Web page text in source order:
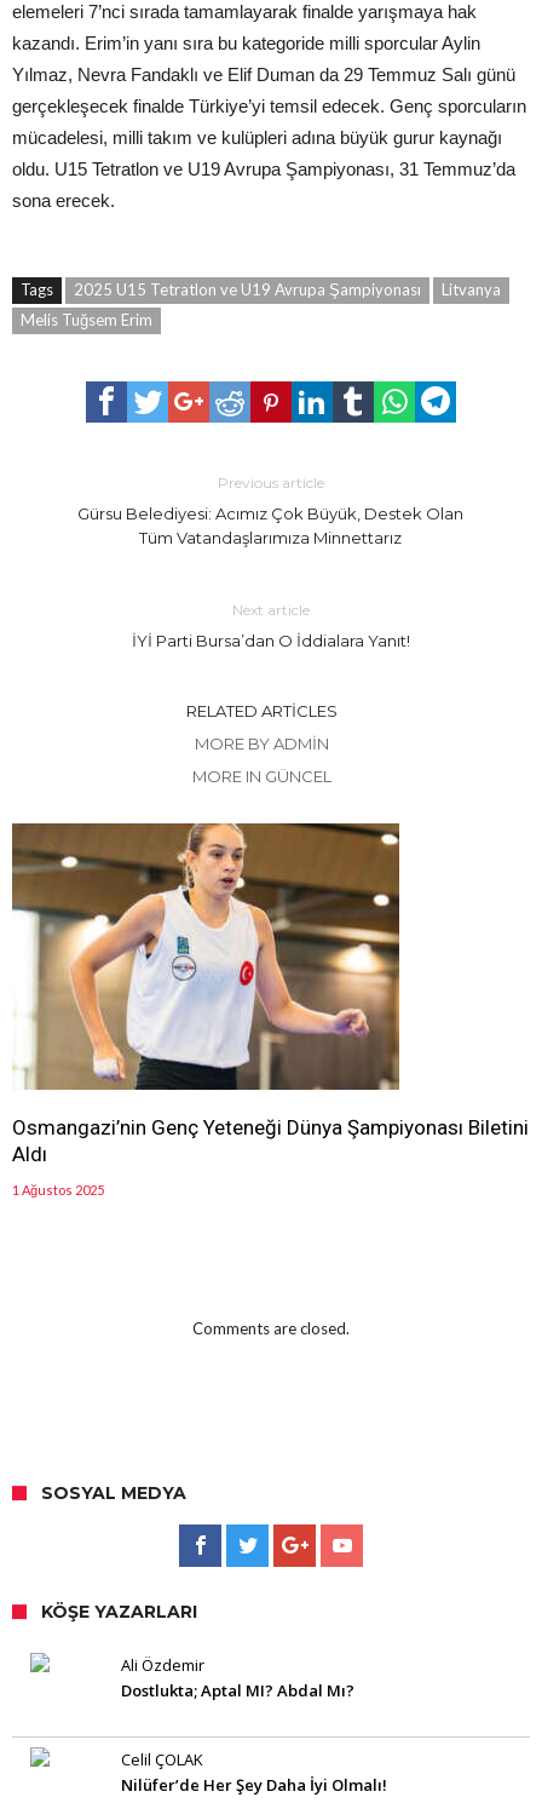
elemeleri 7’nci sırada tamamlayarak finalde yarışmaya hak
kazandı. Erim’in yanı sıra bu kategoride milli sporcular Aylin
Yılmaz, Nevra Fandaklı ve Elif Duman da 29 Temmuz Salı günü
gerçekleşecek finalde Türkiye’yi temsil edecek. Genç sporcuların
mücadelesi, milli takım ve kulüpleri adına büyük gurur kaynağı
oldu. U15 Tetratlon ve U19 Avrupa Şampiyonası, 31 Temmuz’da
sona erecek.
Tags 2025 U15 Tetratlon ve U19 Avrupa Şampiyonası
Litvanya
Melis Tuğsem Erim
Previous article
Gürsu Belediyesi: Acımız Çok Büyük, Destek Olan
Tüm Vatandaşlarımıza Minnettarız
Next article
İYİ Parti Bursa’dan O İddialara Yanıt!
RELATED ARTICLES
MORE BY ADMIN
MORE IN GÜNCEL
Osmangazi’nin Genç Yeteneği Dünya Şampiyonası Biletini
Aldı
1 Ağustos 2025
Comments are closed.
SOSYAL MEDYA
KÖŞE YAZARLARI
Ali Özdemir
Dostlukta; Aptal MI? Abdal Mı?
Celil ÇOLAK
Nilüfer’de Her Şey Daha İyi Olmalı!